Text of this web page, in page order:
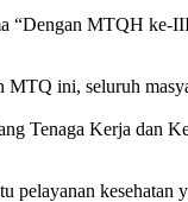
MTQH ke-
ini, seluruh
Tenaga Kerja dan
pelayanan